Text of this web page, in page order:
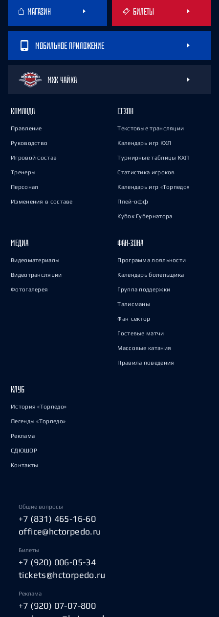
МАГАЗИН БИЛЕТЫ
МОБИЛЬНОЕ ПРИЛОЖЕНИЕ
МХК ЧАЙКА
КОМАНДА
Правление
Руководство
Игровой состав
Тренеры
Персонал
Изменения в составе
СЕЗОН
Текстовые трансляции
Календарь игр КХЛ
Турнирные таблицы КХЛ
Статистика игроков
Календарь игр «Торпедо»
Плей-офф
Кубок Губернатора
МЕДИА
Видеоматериалы
Видеотрансляции
Фотогалерея
ФАН-ЗОНА
Программа лояльности
Календарь болельщика
Группа поддержки
Талисманы
Фан-сектор
Гостевые матчи
Массовые катания
Правила поведения
КЛУБ
История «Торпедо»
Легенды «Торпедо»
Реклама
СДЮШОР
Контакты
Общие вопросы
+7 (831) 465-16-60
office@hctorpedo.ru
Билеты
+7 (920) 006-05-34
tickets@hctorpedo.ru
Реклама
+7 (920) 07-07-800